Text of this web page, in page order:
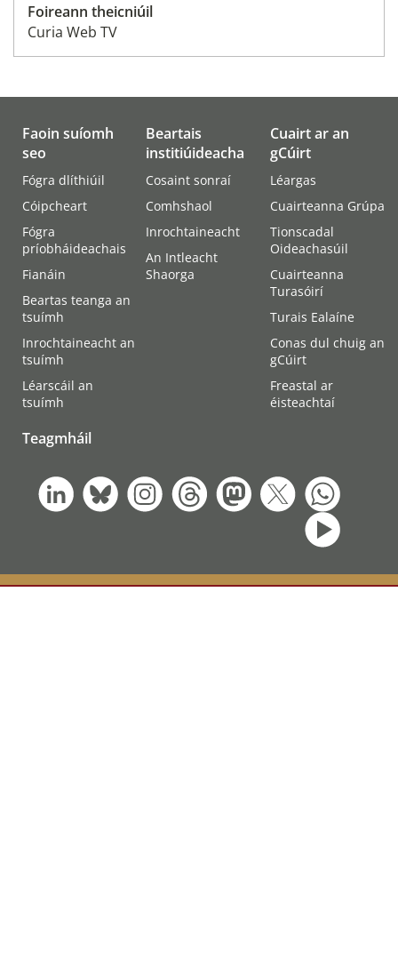
Foireann theicniúil
Curia Web TV
Faoin suíomh
seo
Fógra dlíthiúil
Cóipcheart
Fógra
príobháideachais
Fianáin
Beartas teanga an
tsuímh
Inrochtaineacht an
tsuímh
Léarscáil an
tsuímh
Beartais
institiúideacha
Cosaint sonraí
Comhshaol
Inrochtaineacht
An Intleacht
Shaorga
Cuairt ar an
gCúirt
Léargas
Cuairteanna Grúpa
Tionscadal
Oideachasúil
Cuairteanna
Turasóirí
Turais Ealaíne
Conas dul chuig an
gCúirt
Freastal ar
éisteachtaí
Teagmháil